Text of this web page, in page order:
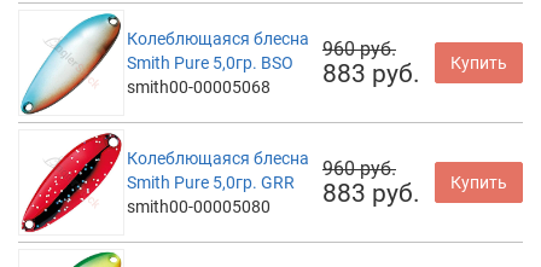
Колеблющаяся блесна
Smith Pure 5,0гр. BSO
smith00-00005068
960 руб.
883 руб. Купить
Колеблющаяся блесна
Smith Pure 5,0гр. GRR
smith00-00005080
960 руб.
883 руб. Купить